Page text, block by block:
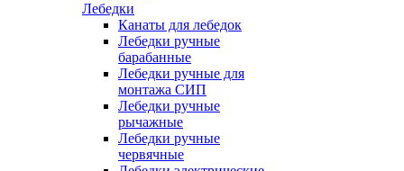
Лебедки
Канаты для лебедок
Лебедки ручные
барабанные
Лебедки ручные для
монтажа СИП
Лебедки ручные
рычажные
Лебедки ручные
червячные